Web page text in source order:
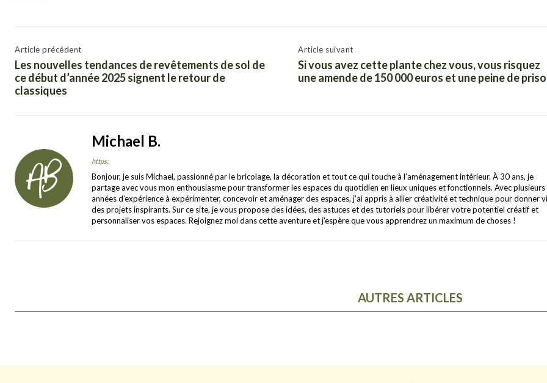
Article précédent
Les nouvelles tendances de revêtements de sol de
ce début d’année 2025 signent le retour de
classiques
Article suivant
Si vous avez cette plante chez vous, vous risquez
une amende de 150 000 euros et une peine de
Michael B.
https:
Bonjour, je suis Michael, passionné par le bricolage, la décoration et tout ce qui touche à l’aménagement intérieur. À 30 ans, je
partage avec vous mon enthousiasme pour transformer les espaces du quotidien en lieux uniques et fonctionnels. Avec plusieurs
années d’expérience à expérimenter, concevoir et aménager des espaces, j’ai appris à allier créativité et technique pour donner
des projets inspirants. Sur ce site, je vous propose des idées, des astuces et des tutoriels pour libérer votre potentiel créatif et
personnaliser vos espaces. Rejoignez moi dans cette aventure et j'espère que vous apprendrez un maximum de choses !
AUTRES ARTICLES